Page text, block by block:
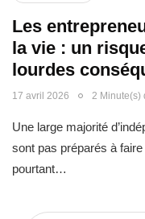
Les
la vie : un
lourdes
17 avril 2026 2 Minute(s)
Une large majorité
sont pas préparés à
pourtant…